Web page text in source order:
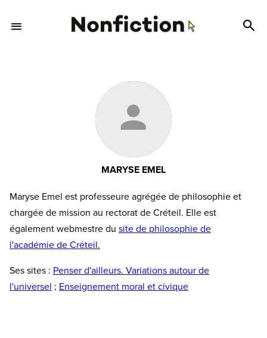
MARYSE EMEL
Maryse Emel est professeure agrégée de philosophie et
chargée de mission au rectorat de Créteil. Elle est
également webmestre du site de philosophie de
l'académie de Créteil.
Ses sites : Penser d'ailleurs. Variations autour de
l'universel ; Enseignement moral et civique